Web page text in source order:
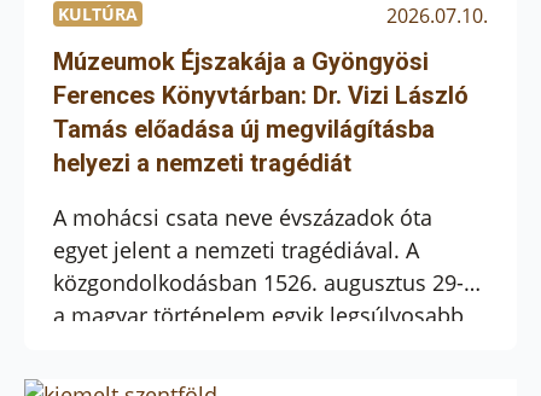
nevelés időtálló értékeiről és azokról a
diákokról beszélgettünk, akiktől – saját
bevallása szerint – legalább annyit tanult,
mint amennyit ő tanított […]
KULTÚRA 2026.07.10.
Múzeumok Éjszakája a Gyöngyösi
Ferences Könyvtárban: Dr. Vizi László
Tamás előadása új megvilágításba
helyezi a nemzeti tragédiát
A mohácsi csata neve évszázadok óta
egyet jelent a nemzeti tragédiával. A
közgondolkodásban 1526. augusztus 29-e
a magyar történelem egyik legsúlyosabb
meghatározta az ország sorsát. Dr. Vizi